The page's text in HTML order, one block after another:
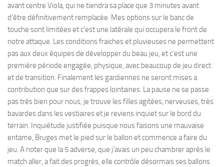
avant centre Viola, qui ne tiendra sa place que 3 minutes avant
d’être définitivement remplacée. Mes options sur le banc de
touche sont limitées et c’est une latérale qui occupera le front de
notre attaque. Les conditions fraiches et pluvieuses ne permettent
pas aux deux équipes de développer du beau jeu, et c’est une
première période engagée, physique, avec beaucoup de jeu direct
et de transition. Finalement les gardiennes ne seront mises a
contribution que sur des frappes lointaines. La pause ne se passe
pas très bien pour nous, je trouve les filles agitées, nerveuses, très
bavardes dans les vestiaires et je reviens inquiet sur le bord du
terrain. Inquiétude justifiée puisque nous faisons une mauvaise
entame, Bruges met le pied sur le ballon et commence a faire du
jeu. A noter que la 5 adverse, que j’avais un peu chambrer après le
match aller, a fait des progrès, elle contrôle désormais ses ballons